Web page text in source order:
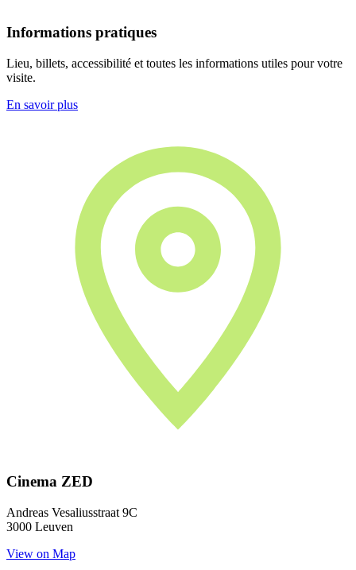
Informations pratiques
Lieu, billets, accessibilité et toutes les informations utiles pour votre
visite.
En savoir plus
Cinema ZED
Andreas Vesaliusstraat 9C
3000 Leuven
View on Map